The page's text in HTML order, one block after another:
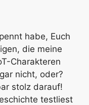
habe, Euch
die meine
Charakteren
nicht, oder?
stolz darauf!
testliest